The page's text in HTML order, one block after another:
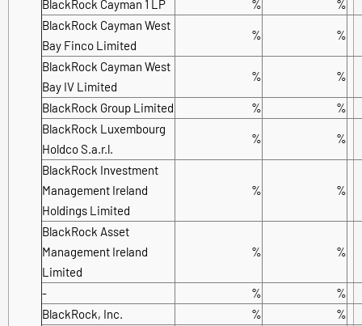
BlackRock Cayman 1 LP
%
%
BlackRock Cayman West
Bay Finco Limited
% %
BlackRock Cayman West
Bay IV Limited
% %
BlackRock Group Limited %
%
BlackRock Luxembourg
Holdco S.a.r.l.
% %
BlackRock Investment
Management Ireland
Holdings Limited
% %
BlackRock Asset
Management Ireland
Limited
% %
- %
%
BlackRock, Inc.
%
%